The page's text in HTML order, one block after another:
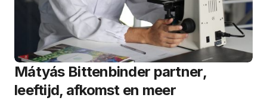
Mátyás Bittenbinder partner,
leeftijd, afkomst en meer